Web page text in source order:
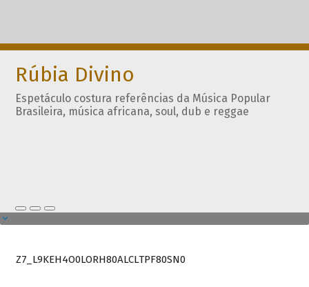
Rúbia Divino
Espetáculo costura referências da Música Popular
Brasileira, música africana, soul, dub e reggae
Z7_L9KEH4O0LORH80ALCLTPF80SN0